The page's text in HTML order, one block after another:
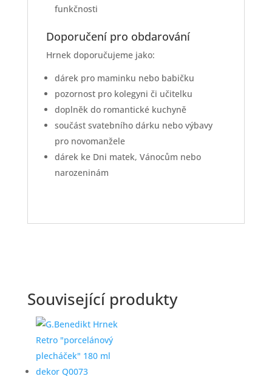
funkčnosti
Doporučení pro obdarování
Hrnek doporučujeme jako:
dárek pro maminku nebo babičku
pozornost pro kolegyni či učitelku
doplněk do romantické kuchyně
součást svatebního dárku nebo výbavy
pro novomanžele
dárek ke Dni matek, Vánocům nebo
narozeninám
Související produkty